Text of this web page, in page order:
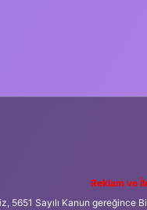
Reklam ve
5651 Sayılı Kanun gereğince